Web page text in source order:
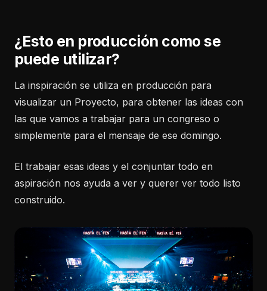
¿Esto en producción como se
puede utilizar?
La inspiración se utiliza en producción para
visualizar un Proyecto, para obtener las ideas con
las que vamos a trabajar para un congreso o
simplemente para el mensaje de ese domingo.
El trabajar esas ideas y el conjuntar todo en
aspiración nos ayuda a ver y querer ver todo listo
construido.